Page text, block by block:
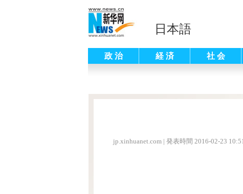
日本語
政 治 経 済 社 会
jp.xinhuanet.com | 発表時間 2016-02-23